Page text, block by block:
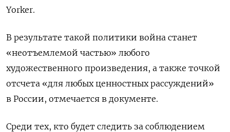
Yorker.
В результате такой политики война станет
«неотъемлемой частью» любого
художественного произведения, а также точкой
отсчета «для любых ценностных рассуждений»
в России, отмечается в документе.
Среди тех, кто будет следить за соблюдением